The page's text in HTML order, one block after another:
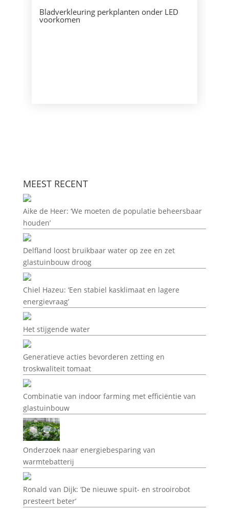
Bladverkleuring perkplanten onder LED
voorkomen
MEEST RECENT
Aike de Heer: ‘We moeten de populatie beheersbaar
houden’
Delfland loost bruikbaar water op zee en zet
glastuinbouw droog
Chiel Hazeu: ‘Een stabiel kasklimaat en lagere
energievraag’
Het stijgende water
Generatieve acties bevorderen zetting en
troskwaliteit tomaat
Combinatie van indoor farming met efficiëntie van
glastuinbouw
Onderzoek naar energiebesparing van
warmtebatterij
Ronald van Dijk: ‘De nieuwe spuit- en strooirobot
presteert beter’